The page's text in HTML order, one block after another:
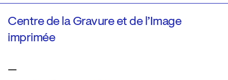
Centre de la Gravure et de l’Image
imprimée
—